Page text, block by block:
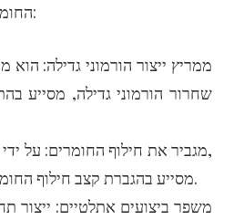
החומרים והביצועים שלהם:
ממריץ ייצור הורמוני גדילה: הוא
שחרור הורמוני גדילה, מסייע
מגביר את חילוף החומרים: על
L-Arginine מסייע בהגברת קצב חילוף החומרים.
משפר ביצועים אתלטיים: ייצור